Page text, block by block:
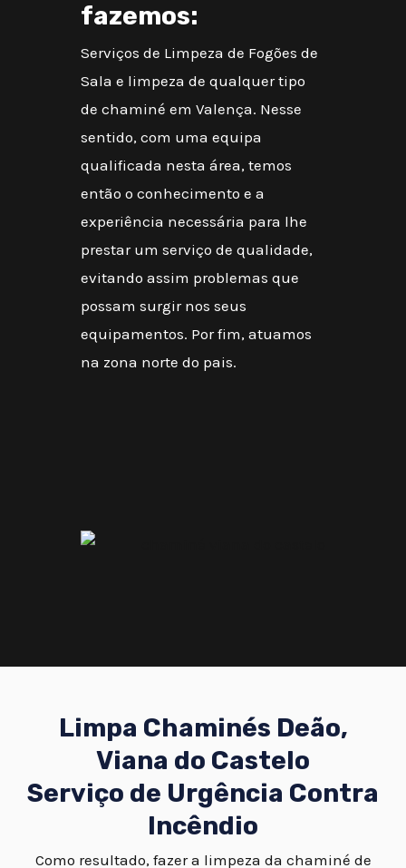
fazemos:
Serviços de Limpeza de Fogões de
Sala e limpeza de qualquer tipo
de chaminé em Valença. Nesse
sentido, com uma equipa
qualificada nesta área, temos
então o conhecimento e a
experiência necessária para lhe
prestar um serviço de qualidade,
evitando assim problemas que
possam surgir nos seus
equipamentos. Por fim, atuamos
na zona norte do pais.
Limpa Chaminés Deão,
Viana do Castelo
Serviço de Urgência Contra
Incêndio
Como resultado, fazer a limpeza da chaminé de